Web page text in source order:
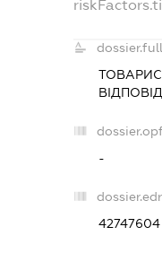
-
42747604